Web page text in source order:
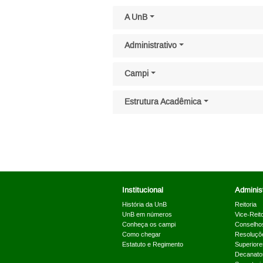
A UnB
Administrativo
Campi
Estrutura Acadêmica
Institucional
História da UnB
UnB em números
Conheça os campi
Como chegar
Estatuto e Regimento
Reitoria
Vice-